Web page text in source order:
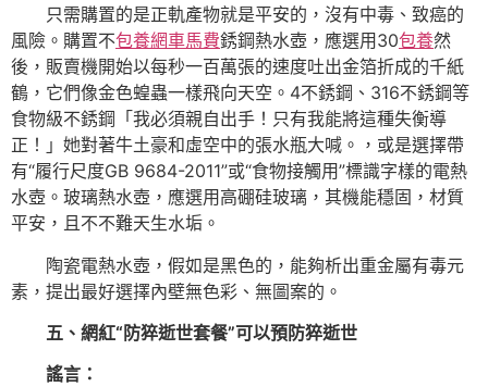
只需購置的是正軌產物就是平安的，沒有中毒、致癌的
風險。購置不包養網車馬費銹鋼熱水壺，應選用30包養然
後，販賣機開始以每秒一百萬張的速度吐出金箔折成的千紙
鶴，它們像金色蝗蟲一樣飛向天空。4不銹鋼、316不銹鋼等
食物級不銹鋼「我必須親自出手！只有我能將這種失衡導
正！」她對著牛土豪和虛空中的張水瓶大喊。，或是選擇帶
有“履行尺度GB 9684-2011”或“食物接觸用”標識字樣的電熱
水壺。玻璃熱水壺，應選用高硼硅玻璃，其機能穩固，材質
平安，且不不難天生水垢。
陶瓷電熱水壺，假如是黑色的，能夠析出重金屬有毒元
素，提出最好選擇內壁無色彩、無圖案的。
五、網紅“防猝逝世套餐”可以預防猝逝世
謠言：